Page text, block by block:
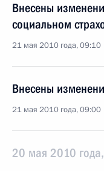
Внесены
социальном
21 мая 2010 года, 09:10
Внесены
21 мая 2010 года, 09:00
20 мая 2010 года,